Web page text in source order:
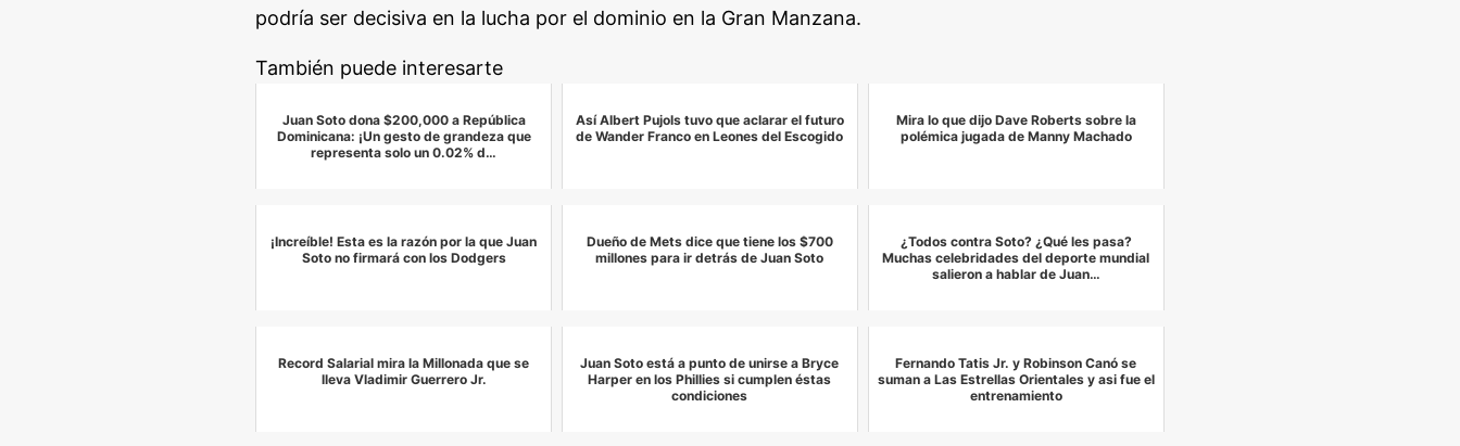
podría ser decisiva en la lucha por el dominio en la Gran Manzana.
También puede interesarte
Juan Soto dona $200,000 a República
Dominicana: ¡Un gesto de grandeza que
representa solo un 0.02% d…
Así Albert Pujols tuvo que aclarar el futuro
de Wander Franco en Leones del Escogido
Mira lo que dijo Dave Roberts sobre la
polémica jugada de Manny Machado
¡Increíble! Esta es la razón por la que Juan
Soto no firmará con los Dodgers
Dueño de Mets dice que tiene los $700
millones para ir detrás de Juan Soto
¿Todos contra Soto? ¿Qué les pasa?
Muchas celebridades del deporte mundial
salieron a hablar de Juan…
Record Salarial mira la Millonada que se
lleva Vladimir Guerrero Jr.
Juan Soto está a punto de unirse a Bryce
Harper en los Phillies si cumplen éstas
condiciones
Fernando Tatis Jr. y Robinson Canó se
suman a Las Estrellas Orientales y asi fue el
entrenamiento